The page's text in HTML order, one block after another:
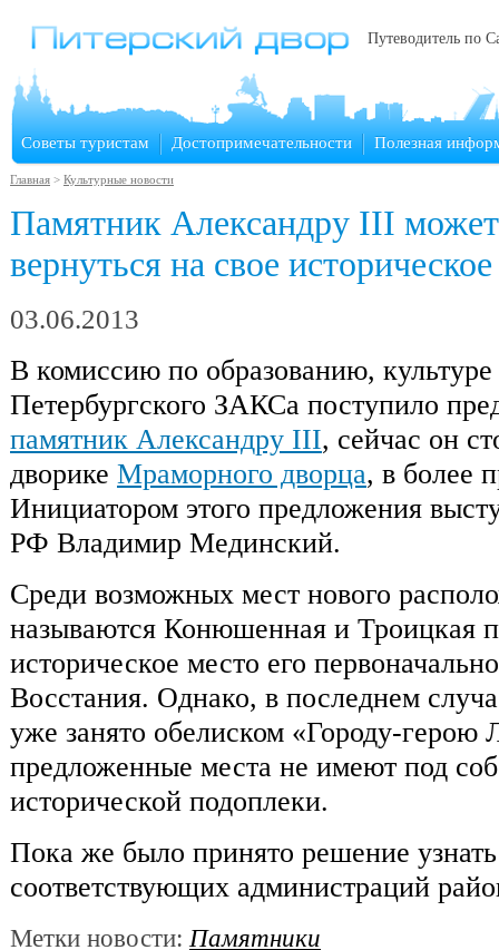
Путеводитель по
Советы туристам Достопримечательности Полезная
Главная > Культурные новости
Памятник Александру III может
вернуться на свое
03.06.2013
В комиссию по образованию,
Петербургского ЗАКСа поступило
памятник Александру III, сейчас он
дворике Мраморного дворца, в более
Инициатором этого предложения
РФ Владимир Мединский.
Среди возможных мест нового
называются Конюшенная и Троицкая
историческое место его
Восстания. Однако, в последнем
уже занято обелиском «Городу-герою
предложенные места не имеют под
исторической подоплеки.
Пока же было принято решение
соответствующих администраций
Метки новости: Памятники